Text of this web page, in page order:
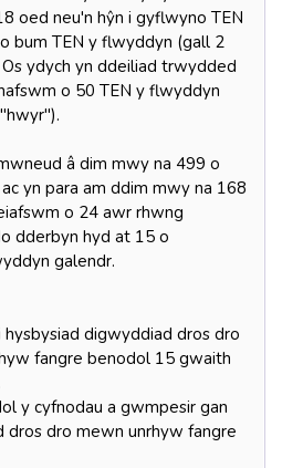
oed neu'n hŷn i gyflwyno TEN
bum TEN y flwyddyn (gall 2
ydych yn ddeiliad trwydded
o 50 TEN y flwyddyn
â dim mwy na 499 o
yn para am ddim mwy na 168
o 24 awr rhwng
dderbyn hyd at 15 o
galendr.
digwyddiad dros dro
fangre benodol 15 gwaith
y cyfnodau a gwmpesir gan
dros dro mewn unrhyw fangre